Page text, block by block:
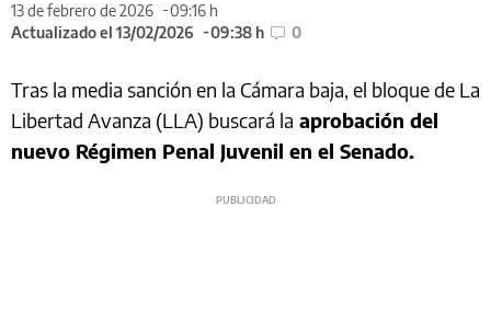
13 de febrero de 2026
09:16 h
Actualizado el 13/02/2026
09:38 h 0
Tras la media sanción en la Cámara baja, el bloque de La
Libertad Avanza (LLA) buscará la aprobación del
nuevo Régimen Penal Juvenil en el Senado.